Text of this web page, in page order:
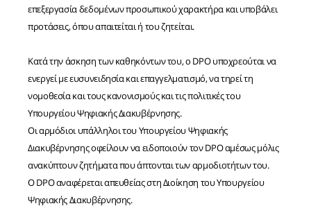
επεξεργασία δεδομένων προσωπικού χαρακτήρα και υποβάλει
προτάσεις, όπου απαιτείται ή του ζητείται.
Κατά την άσκηση των καθηκόντων του, ο DPO υποχρεούται να
ενεργεί με ευσυνειδησία και επαγγελματισμό, να τηρεί τη
νομοθεσία και τους κανονισμούς και τις πολιτικές του
Υπουργείου Ψηφιακής Διακυβέρνησης.
Οι αρμόδιοι υπάλληλοι του Υπουργείου Ψηφιακής
Διακυβέρνησης οφείλουν να ειδοποιούν τον DPO αμέσως μόλις
ανακύπτουν ζητήματα που άπτονται των αρμοδιοτήτων του.
Ο DPO αναφέρεται απευθείας στη Διοίκηση του Υπουργείου
Ψηφιακής Διακυβέρνησης.